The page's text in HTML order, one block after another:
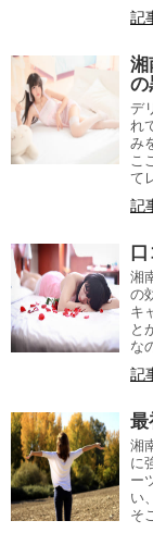
記
湘
の
デ
れ
み
こ
て
記
湘
の
キ
と
な
記
最
湘
に
ー
い
そ